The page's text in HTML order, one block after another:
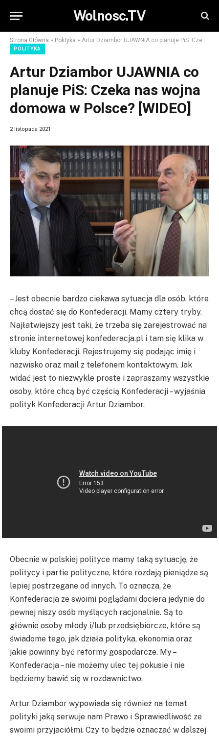
Wolnosc.TV
Strona Główna » Polityka » Artur Dziambor UJAWNIA co planuje PiS: Czeka nas wojna domowa w Polsce? [WIDEO]
POLITYKA
Artur Dziambor UJAWNIA co
planuje PiS: Czeka nas wojna
domowa w Polsce? [WIDEO]
2 listopada 2021
– Jest obecnie bardzo ciekawa sytuacja dla osób, które
chcą dostać się do Konfederacji. Mamy cztery tryby.
Najłatwiejszy jest taki, że trzeba się zarejestrować na
stronie internetowej konfederacja.pl i tam się klika w
kluby Konfederacji. Rejestrujemy się podając imię i
nazwisko oraz mail z telefonem kontaktowym. Jak
widać jest to niezwykle proste i zapraszamy wszystkie
osoby, które chcą być częścią Konfederacji – wyjaśnia
polityk Konfederacji Artur Dziambor.
Obecnie w polskiej polityce mamy taką sytuację, że
politycy i partie polityczne, które rozdają pieniądze są
lepiej postrzegane od innych. To oznacza, że
Konfederacja ze swoimi poglądami dociera jedynie do
pewnej niszy osób myślących racjonalnie. Są to
głównie osoby młody i/lub przedsiębiorcze, które są
świadome tego, jak działa polityka, ekonomia oraz
jakie powinny być reformy gospodarcze. My –
Konfederacja – nie możemy ulec tej pokusie i nie
będziemy bawić się w rozdawnictwo.
Artur Dziambor wypowiada się również na temat
polityki jaką serwuje nam Prawo i Sprawiedliwość ze
swoimi przyjaciółmi. Czy to będzie oznaczać w dalszej